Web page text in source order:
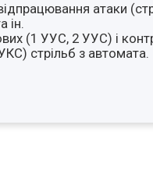
атаки
ін.
(1 УУС, 2 УУС) і
стрільб з автомата.